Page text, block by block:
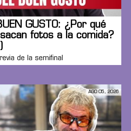
GUSTO: ¿Por qué
fotos a la comida?
de la semifinal
AGO 05, 2026